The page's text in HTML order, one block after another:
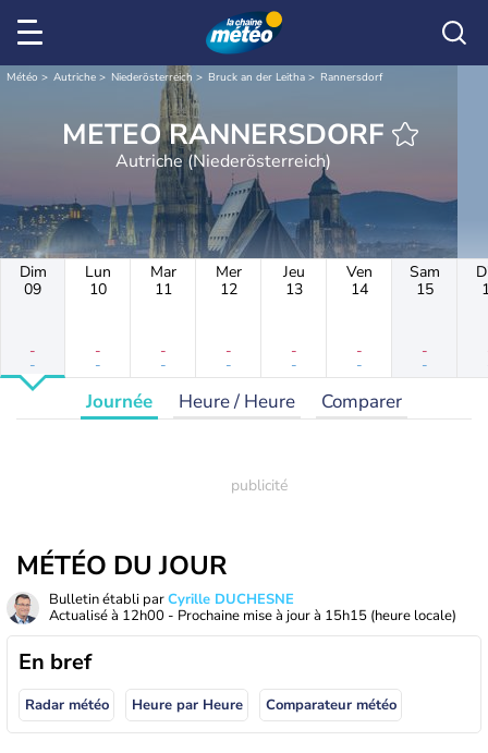
Météo Autriche Niederösterreich Bruck an der Leitha Rannersdorf
METEO RANNERSDORF
Autriche (Niederösterreich)
Dim
09
-
-
Lun
10
-
-
Mar
11
-
-
Mer
12
-
-
Jeu
13
-
-
Ven
14
-
-
Sam
15
-
-
Journée Heure / Heure Comparer
MÉTÉO DU JOUR
Bulletin établi parCyrille DUCHESNE
Actualisé à 12h00 - Prochaine mise à jour à 15h15 (heure locale)
En bref
Radar météo Heure par Heure Comparateur météo